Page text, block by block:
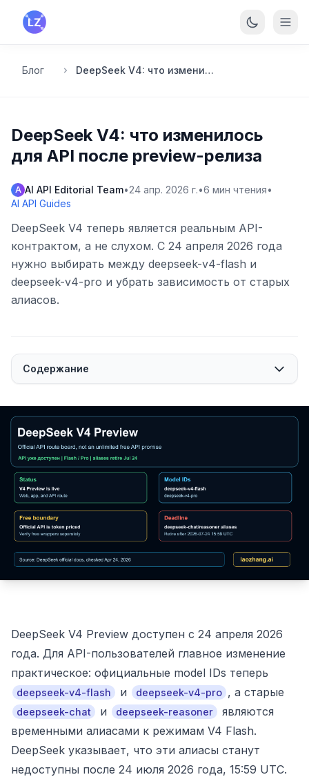
Перейти к основному содержанию
Блог DeepSeek V4: что изменилось для API после preview-релиза
DeepSeek V4: что изменилось
для API после preview-релиза
A AI API Editorial Team•24 апр. 2026 г.•6 мин чтения•
AI API Guides
DeepSeek V4 теперь является реальным API-
контрактом, а не слухом. С 24 апреля 2026 года
нужно выбирать между deepseek-v4-flash и
deepseek-v4-pro и убрать зависимость от старых
алиасов.
Содержание
DeepSeek V4 Preview доступен с 24 апреля 2026
года. Для API-пользователей главное изменение
практическое: официальные model IDs теперь
deepseek-v4-flash и deepseek-v4-pro , а старые
deepseek-chat и deepseek-reasoner
являются
временными алиасами к режимам V4 Flash.
DeepSeek указывает, что эти алиасы станут
недоступны после 24 июля 2026 года, 15:59 UTC.